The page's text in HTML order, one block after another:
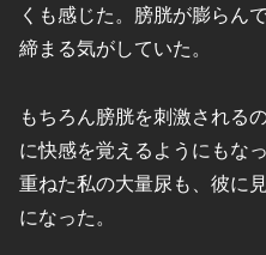
くも感じた。膀胱が膨らん
締まる気がしていた。
もちろん膀胱を刺激される
に快感を覚えるようにもな
重ねた私の大量尿も、彼に
になった。